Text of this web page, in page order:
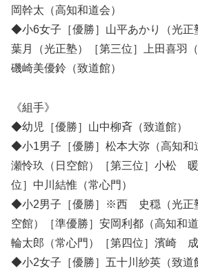
岡幹太（高知和道会）
◆小6女子［優勝］山平あかり（光正
葉月（光正塾）［第三位］上田喜羽
磯崎美優鈴（致道館）
《組手》
◆幼児［優勝］山中柳斉（致道館）
◆小1男子［優勝］松本大弥（高知和
瀬怜玖（日空館）［第三位］小松
位］中川結惟（常心門）
◆小2男子［優勝］※西 史穏（光正
空館）［準優勝］安岡利都（高知和
輪太郎（常心門）［第四位］濱崎 成
◆小2女子［優勝］五十川紗英（致道